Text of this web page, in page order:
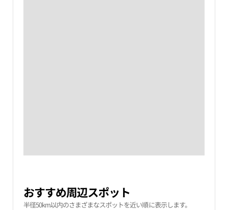
おすすめ周辺スポット
半径50km以内のさまざまなスポットを近い順に表示します。